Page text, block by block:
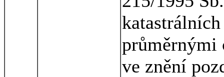
průměrnými
ve znění